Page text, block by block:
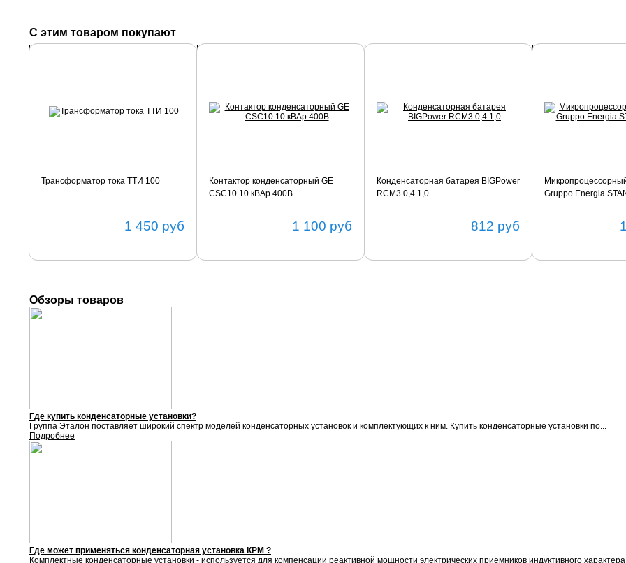
С этим товаром покупают
Трансформатор тока ТТИ 100
1 450 руб
Подробнее
Контактор конденсаторный GE
CSC10 10 кВАр 400В
1 100 руб
Подробнее
Конденсаторная батарея BIGPower
RCM3 0,4 1,0
812 руб
Подробнее
Gruppo Energia
Подробнее
Обзоры товаров
Где купить конденсаторные установки?
Группа Эталон поставляет широкий спектр моделей конденсаторных установок и комплектующих к ним. Купить конденсаторные установки по...
Подробнее
Где может применяться конденсаторная установка КРМ ?
Комплектные конденсаторные установки - используется для компенсации реактивной мощности электрических приёмников индуктивного